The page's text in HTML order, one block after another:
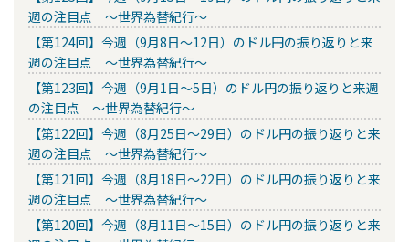
週の注目点 ～世界為替紀行～
【第124回】今週（9月8日～12日）のドル円の振り返りと来
週の注目点 ～世界為替紀行～
【第123回】今週（9月1日～5日）のドル円の振り返りと来週
の注目点 ～世界為替紀行～
【第122回】今週（8月25日～29日）のドル円の振り返りと来
週の注目点 ～世界為替紀行～
【第121回】今週（8月18日～22日）のドル円の振り返りと来
週の注目点 ～世界為替紀行～
【第120回】今週（8月11日～15日）のドル円の振り返りと来